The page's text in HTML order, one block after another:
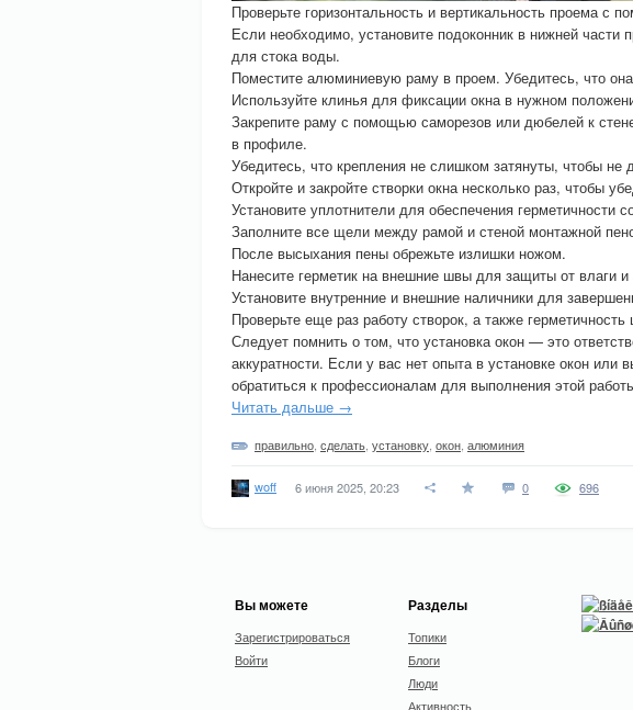
Проверьте горизонтальность и вертикальность проема с
Если необходимо, установите подоконник в нижней
для стока воды.
Поместите алюминиевую раму в проем. Убедитесь, что
Используйте клинья для фиксации окна в нужном
Закрепите раму с помощью саморезов или дюбелей к
в профиле.
Убедитесь, что крепления не слишком затянуты, чтобы не
Откройте и закройте створки окна несколько раз, чтобы
Установите уплотнители для обеспечения герметичности
Заполните все щели между рамой и стеной монтажной
После высыхания пены обрежьте излишки ножом.
Нанесите герметик на внешние швы для защиты от влаги
Установите внутренние и внешние наличники для
Проверьте еще раз работу створок, а также
Следует помнить о том, что установка окон — это
аккуратности. Если у вас нет опыта в установке окон
обратиться к профессионалам для выполнения этой
Читать дальше →
правильно сделать установку окон алюминия
woff 6 июня 2025, 20:23 0 696
Вы можете
Зарегистрироваться
Войти
Разделы
Топики
Блоги
Люди
Активность